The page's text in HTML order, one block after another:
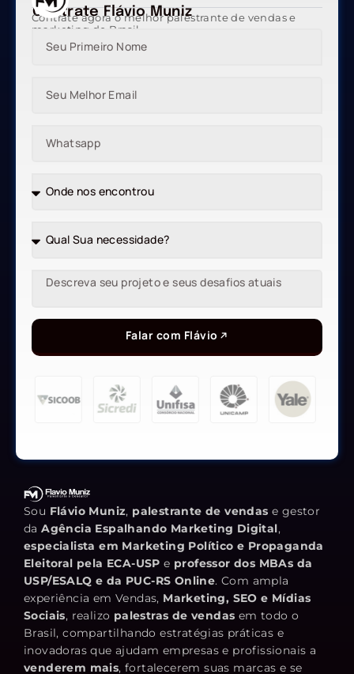
Contrate Flávio Muniz
Contrate agora o melhor palestrante de vendas e
marketing do Brasil
Falar com Flávio
Sou Flávio Muniz, palestrante de vendas e gestor
daAgência Espalhando Marketing Digital,
especialista em Marketing Político e Propaganda
Eleitoral pela ECA-USP e professor dos MBAs da
USP/ESALQ e da PUC-RS Online. Com ampla
experiência em Vendas, Marketing, SEO e Mídias
Sociais, realizo palestras de vendas em todo o
Brasil, compartilhando estratégias práticas e
inovadoras que ajudam empresas e profissionais a
venderem mais, fortalecerem suas marcas e se